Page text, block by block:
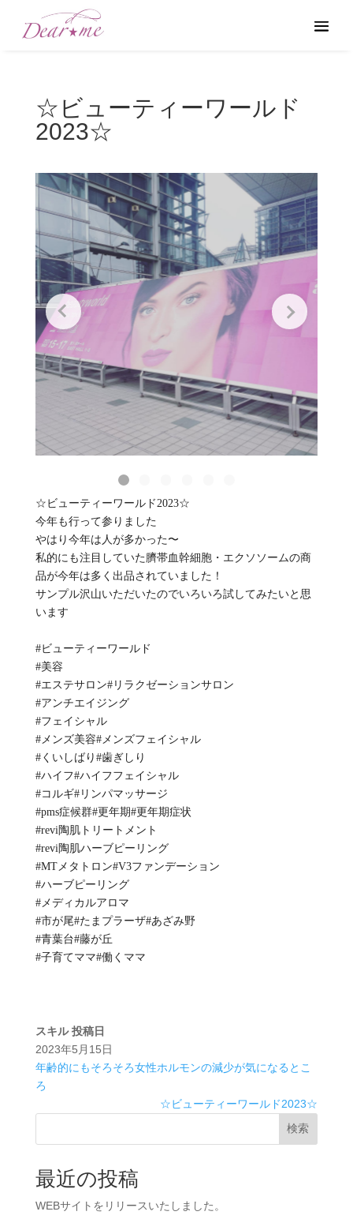
☆ビューティーワールド
2023☆
☆ビューティーワールド2023☆
今年も行って参りました
やはり今年は人が多かった〜
私的にも注目していた臍帯血幹細胞・エクソソームの商
品が今年は多く出品されていました！
サンプル沢山いただいたのでいろいろ試してみたいと思
います
#ビューティーワールド
#美容
#エステサロン#リラクゼーションサロン
#アンチエイジング
#フェイシャル
#メンズ美容#メンズフェイシャル
#くいしばり#歯ぎしり
#ハイフ#ハイフフェイシャル
#コルギ#リンパマッサージ
#pms症候群#更年期#更年期症状
#revi陶肌トリートメント
#revi陶肌ハーブピーリング
#MTメタトロン#V3ファンデーション
#ハーブピーリング
#メディカルアロマ
#市が尾#たまプラーザ#あざみ野
#青葉台#藤が丘
#子育てママ#働くママ
スキル 投稿日
2023年5月15日
年齢的にもそろそろ女性ホルモンの減少が気になるとこ
ろ
☆ビューティーワールド2023☆
検索
最近の投稿
WEBサイトをリリースいたしました。